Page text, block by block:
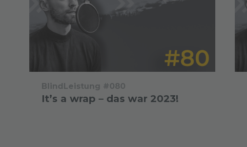
BlindLeistung #080
It’s a wrap – das war 2023!